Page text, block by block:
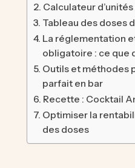
Calculateur d’unités
Tableau des doses
La réglementation
obligatoire : ce que
Outils et méthodes
parfait en bar
Recette : Cocktail
Optimiser la
des doses